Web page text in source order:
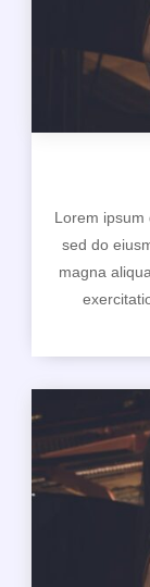
Lorem ipsum
sed do
magna